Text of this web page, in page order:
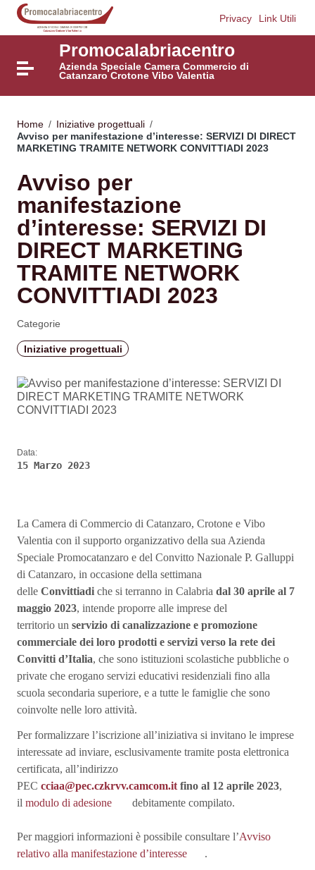
Vai ai contenuti
Vai al menu di navigazione
Vai al footer
Privacy Link Utili
Attiva / disattiva la navigazione
Promocalabriacentro
Azienda Speciale Camera Commercio di
Catanzaro Crotone Vibo Valentia
Home / Iniziative progettuali /
Avviso per manifestazione d’interesse: SERVIZI DI DIRECT
MARKETING TRAMITE NETWORK CONVITTIADI 2023
Avviso per
manifestazione
d’interesse: SERVIZI DI
DIRECT MARKETING
TRAMITE NETWORK
CONVITTIADI 2023
Categorie
Iniziative progettuali
Data:
15 Marzo 2023
La Camera di Commercio di Catanzaro, Crotone e Vibo
Valentia con il supporto organizzativo della sua Azienda
Speciale Promocatanzaro e del Convitto Nazionale P. Galluppi
di Catanzaro, in occasione della settimana
delle Convittiadi che si terranno in Calabria dal 30 aprile al 7
maggio 2023, intende proporre alle imprese del
territorio un servizio di canalizzazione e promozione
commerciale dei loro prodotti e servizi verso la rete dei
Convitti d’Italia, che sono istituzioni scolastiche pubbliche o
private che erogano servizi educativi residenziali fino alla
scuola secondaria superiore, e a tutte le famiglie che sono
coinvolte nelle loro attività.
Per formalizzare l’iscrizione all’iniziativa si invitano le imprese
interessate ad inviare, esclusivamente tramite posta elettronica
certificata, all’indirizzo
PEC cciaa@pec.czkrvv.camcom.it fino al 12 aprile 2023,
il modulo di adesione debitamente compilato.
Per maggiori informazioni è possibile consultare l’Avviso
relativo alla manifestazione d’interesse
.